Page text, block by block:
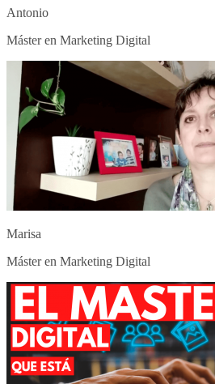
Antonio
Máster en Marketing Digital
Marisa
Máster en Marketing Digital